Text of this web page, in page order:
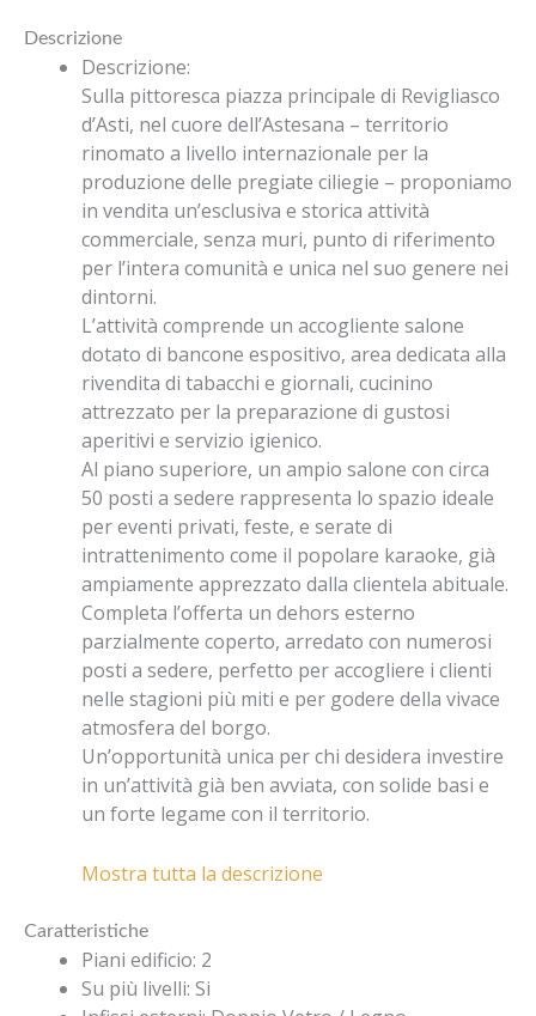
Descrizione
Descrizione:
Sulla pittoresca piazza principale di Revigliasco
d’Asti, nel cuore dell’Astesana – territorio
rinomato a livello internazionale per la
produzione delle pregiate ciliegie – proponiamo
in vendita un’esclusiva e storica attività
commerciale, senza muri, punto di riferimento
per l’intera comunità e unica nel suo genere nei
dintorni.
L’attività comprende un accogliente salone
dotato di bancone espositivo, area dedicata alla
rivendita di tabacchi e giornali, cucinino
attrezzato per la preparazione di gustosi
aperitivi e servizio igienico.
Al piano superiore, un ampio salone con circa
50 posti a sedere rappresenta lo spazio ideale
per eventi privati, feste, e serate di
intrattenimento come il popolare karaoke, già
ampiamente apprezzato dalla clientela abituale.
Completa l’offerta un dehors esterno
parzialmente coperto, arredato con numerosi
posti a sedere, perfetto per accogliere i clienti
nelle stagioni più miti e per godere della vivace
atmosfera del borgo.
Un’opportunità unica per chi desidera investire
in un’attività già ben avviata, con solide basi e
un forte legame con il territorio.
Mostra tutta la descrizione
Caratteristiche
Piani edificio: 2
Su più livelli: Si